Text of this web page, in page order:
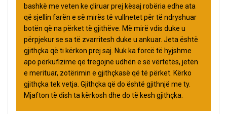
bashkë me veten ke çliruar prej kësaj robëria edhe ata
që sjellin farën e së mirës të vullnetet për të ndryshuar
botën që na përket të gjithëve. Më mirë vdis duke u
përpjekur se sa të zvarritesh duke u ankuar. Jeta është
gjithçka që ti kërkon prej saj. Nuk ka forcë të hyjshme
apo përkufizime që tregojnë udhën e së vërtetës, jetën
e merituar, zotërimin e gjithçkasë që të përket. Kërko
gjithçka tek vetja. Gjithçka që do është gjithnjë me ty.
Mjafton të dish ta kërkosh dhe do të kesh gjithçka.